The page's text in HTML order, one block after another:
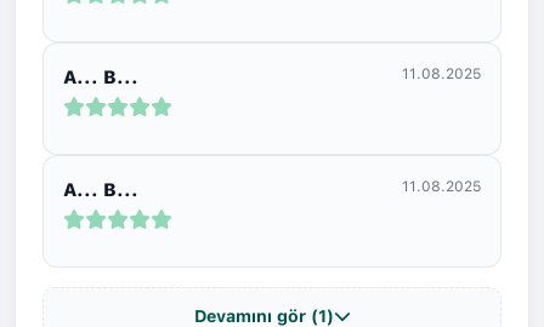
A... B... 11.08.2025
A... B... 11.08.2025
Devamını gör (1)